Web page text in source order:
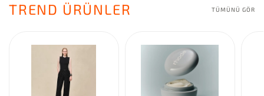
TREND ÜRÜNLER TÜMÜNÜ GÖR